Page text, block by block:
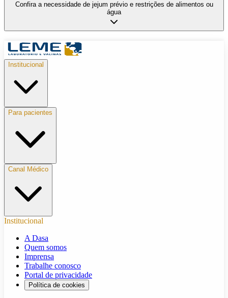
Confira a necessidade de jejum prévio e restrições de alimentos ou
água
Institucional
Para pacientes
Canal Médico
Institucional
A Dasa
Quem somos
Imprensa
Trabalhe conosco
Portal de privacidade
Política de cookies